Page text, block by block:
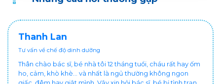
Thanh Lan
Tư vấn về chế độ dinh dưỡng
Thân chào bác sĩ, bé nhà tôi 12 tháng tuổi, cháu rất hay ốm
ho, cảm, khò khè... và nhất là ngủ thường không ngon